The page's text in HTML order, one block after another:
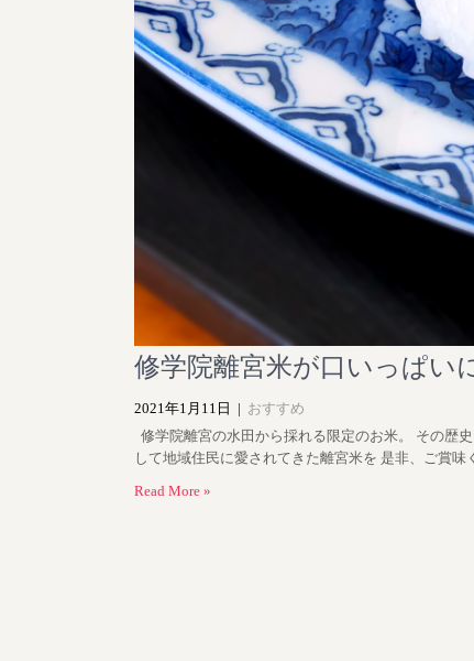
修学院離宮米が口いっぱい
2021年1月11日 | おすすめ
修学院離宮の水田から採れる限定のお米。 その歴
して地域住民に愛されてきた離宮米を 是非、ご賞味
Read More »